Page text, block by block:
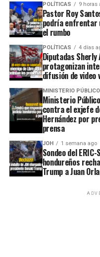
POLÍTICAS 9 horas
Pastor Roy
podría enfrentar
el rumbo
POLÍTICAS 4 días
Diputadas Sherly
protagonizan
difusión de video
MINISTERIO PÚBLICO
Ministerio
contra el exjefe
Hernández por
prensa
JOH 1 semana ago
Sondeo del
hondureños
Trump a Juan